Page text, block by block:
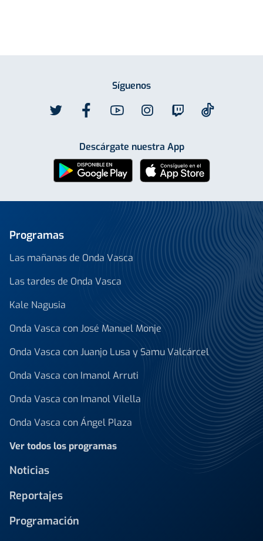
Síguenos
Descárgate nuestra App
Programas
Las mañanas de Onda Vasca
Las tardes de Onda Vasca
Kale Nagusia
Onda Vasca con José Manuel Monje
Onda Vasca con Juanjo Lusa y Samu Valcárcel
Onda Vasca con Imanol Arruti
Onda Vasca con Imanol Vilella
Onda Vasca con Ángel Plaza
Ver todos los programas
Noticias
Reportajes
Programación